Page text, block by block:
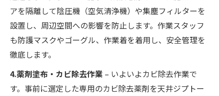
アを隔離して陰圧機（空気清浄機）や集塵フィルターを
設置し、周辺空間への影響を防止します。作業スタッフ
も防護マスクやゴーグル、作業着を着用し、安全管理を
徹底します。
4.薬剤塗布・カビ除去作業 – いよいよカビ除去作業で
す。事前に選定した専用のカビ除去薬剤を天井ジプトー